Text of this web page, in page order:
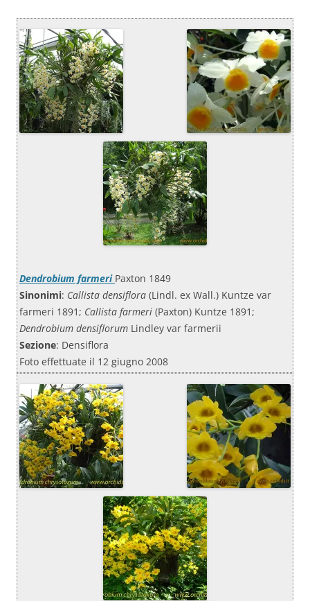
Dendrobium farmeri Paxton 1849
Sinonimi: Callista densiflora (Lindl. ex Wall.) Kuntze var
farmeri 1891; Callista farmeri (Paxton) Kuntze 1891;
Dendrobium densiflorum Lindley var farmerii
Sezione: Densiflora
Foto effettuate il 12 giugno 2008